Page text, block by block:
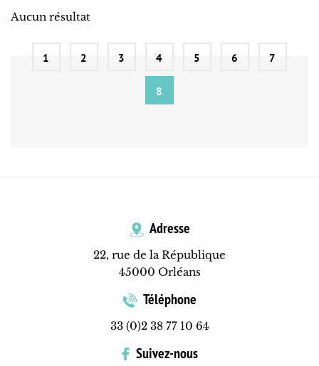
Aucun résultat
1 2 3 4 5 6 7
8
Adresse
22, rue de la République
45000 Orléans
Téléphone
33 (0)2 38 77 10 64
Suivez-nous